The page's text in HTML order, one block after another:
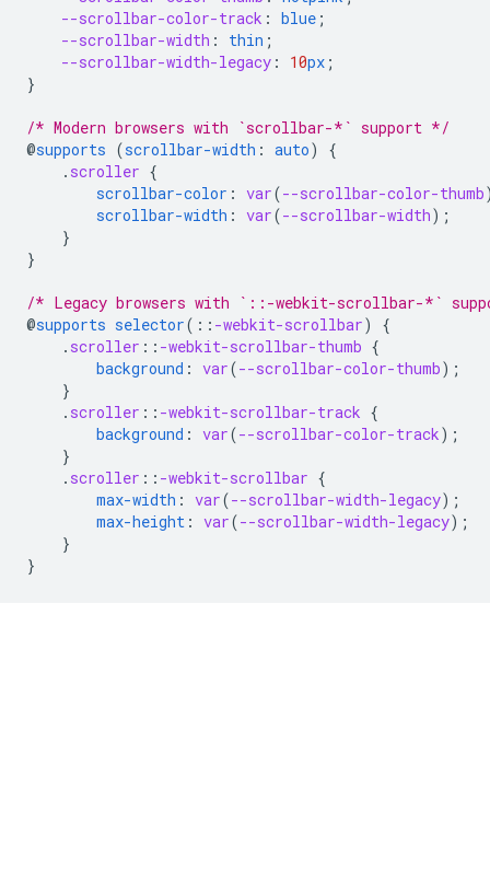
--scrollbar-color-track : blue ;
--scrollbar-width : thin ;
--scrollbar-width-legacy : 10px ;
}
/* Modern browsers with `scrollbar-*` support */
@supports (scrollbar-width : auto)
{
. scroller {
scrollbar-color : var(--scrollbar-color-thumb
scrollbar-width : var(--scrollbar-width);
}
}
/* Legacy browsers with `::-webkit-scrollbar-*`
@supports selector( :: -webkit-scrollbar)
{
. scroller :: -webkit-scrollbar-thumb {
background : var(--scrollbar-color-thumb);
}
. scroller :: -webkit-scrollbar-track {
background : var(--scrollbar-color-track);
}
. scroller :: -webkit-scrollbar {
max-width : var(--scrollbar-width-legacy);
max-height : var(--scrollbar-width-legacy);
}
}